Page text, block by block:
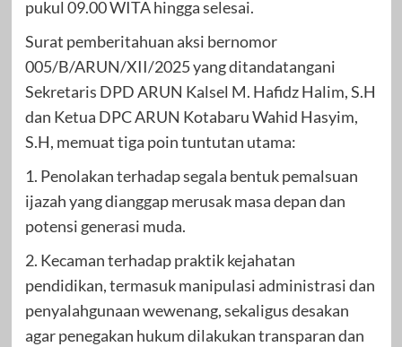
pukul 09.00 WITA hingga selesai.
Surat pemberitahuan aksi bernomor
005/B/ARUN/XII/2025 yang ditandatangani
Sekretaris DPD ARUN Kalsel M. Hafidz Halim, S.H
dan Ketua DPC ARUN Kotabaru Wahid Hasyim,
S.H, memuat tiga poin tuntutan utama:
1. Penolakan terhadap segala bentuk pemalsuan
ijazah yang dianggap merusak masa depan dan
potensi generasi muda.
2. Kecaman terhadap praktik kejahatan
pendidikan, termasuk manipulasi administrasi dan
penyalahgunaan wewenang, sekaligus desakan
agar penegakan hukum dilakukan transparan dan